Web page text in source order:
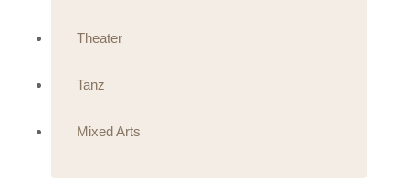
Theater
Tanz
Mixed Arts